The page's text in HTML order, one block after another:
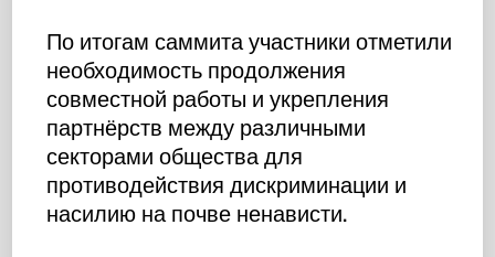
По итогам саммита участники отметили
необходимость продолжения
совместной работы и укрепления
партнёрств между различными
секторами общества для
противодействия дискриминации и
насилию на почве ненависти.